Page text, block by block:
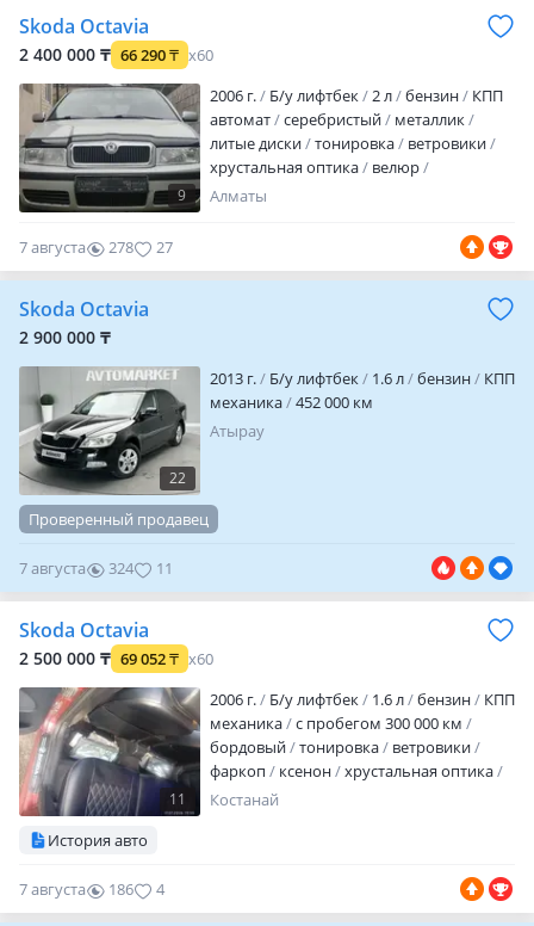
Skoda Octavia
2 400 000 ₸ 66 290₸ x60
9
2006 г. Б/у лифтбек 2 л бензин
КПП
автомат
серебристый
металлик
литые диски
тонировка
ветровики
хрустальная оптика
велюр
аудиосистема
бортовой
налог
Без вложений. Кандер работает
Рассмотрю варианты кл…
Алматы
7 августа 278 27
Skoda Octavia
2 900 000 ₸
22
2013 г. Б/у лифтбек 1.6 л бензин
КПП
механика
452 000 км
Атырау
Проверенный продавец
7 августа 324 11
Skoda Octavia
2 500 000 ₸ 69 052₸ x60
11
2006 г. Б/у лифтбек 1.6 л бензин
КПП
механика
с пробегом 300 000 км
бордовый
тонировка
ветровики
фаркоп
ксенон
хрустальная оптика
линзованная оптика
полный электропакет
центрозамок кондиционер налог
Костанай
История авто
7 августа 186 4